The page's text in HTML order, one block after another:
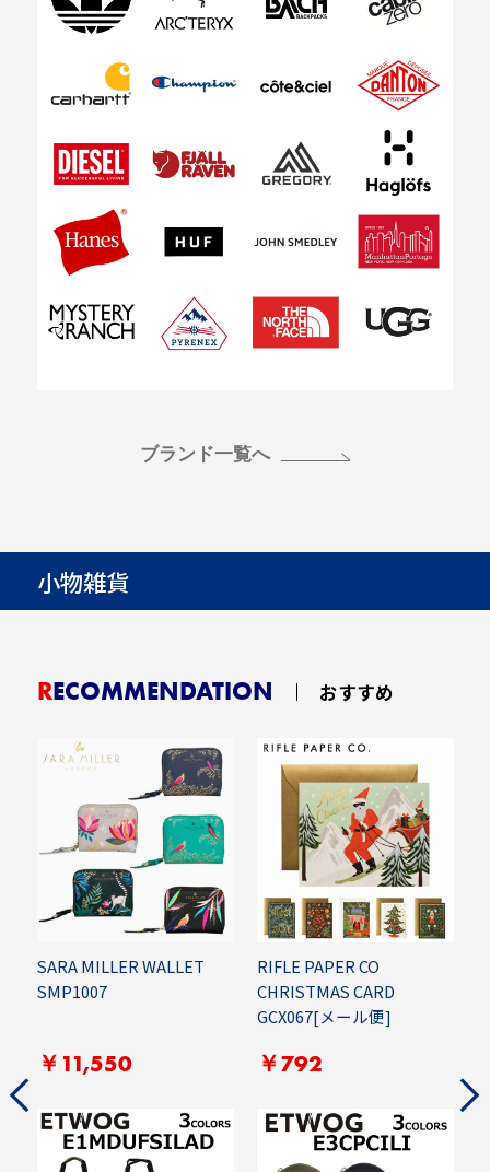
ブランド一覧へ
小物雑貨
RECOMMENDATION おすすめ
SARA MILLER WALLET
SMP1007
￥11,550
RIFLE PAPER CO
CHRISTMAS CARD
GCX067[メール便]
￥792